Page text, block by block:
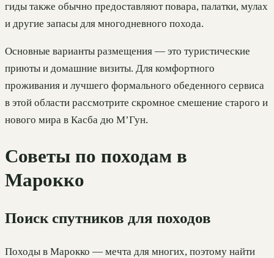
гиды также обычно предоставляют повара, палатки, мулах
и другие запасы для многодневного похода.
Основные варианты размещения — это туристические
приюты и домашние визиты. Для комфортного
проживания и лучшего формального обеденного сервиса
в этой области рассмотрите скромное смешение старого и
нового мира в Касба дю М’Гун.
Советы по походам в
Марокко
Поиск спутников для походов
Походы в Марокко — мечта для многих, поэтому найти